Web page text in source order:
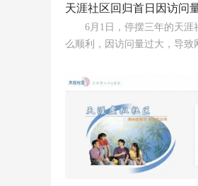
天涯社区回归首日因访问
6月1日，停摆三年的天涯
么顺利，因访问量过大，